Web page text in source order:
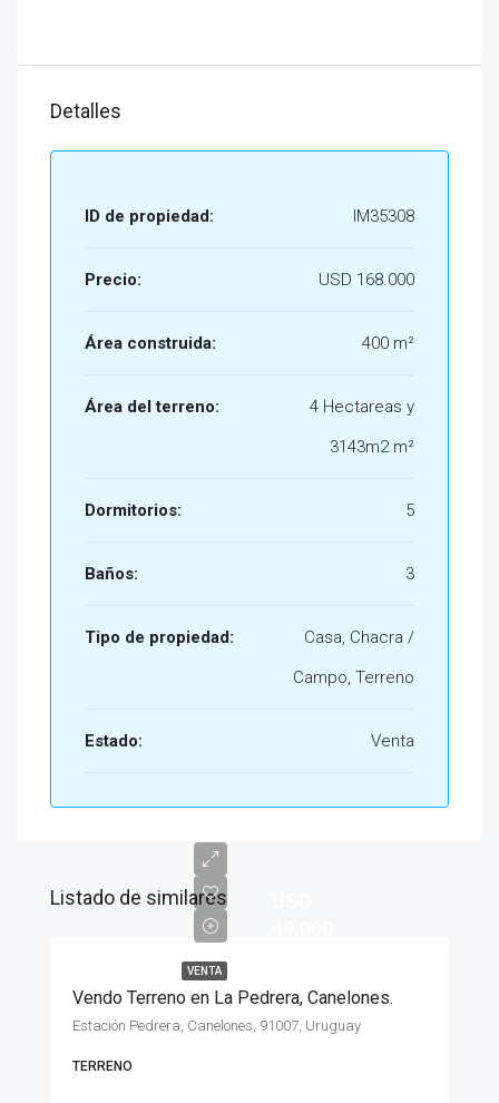
Detalles
ID de propiedad: IM35308
Precio: USD 168.000
Área construida: 400 m²
Área del terreno:
4 Hectareas y
3143m2 m²
Dormitorios: 5
Baños: 3
Tipo de propiedad:
Casa, Chacra /
Campo, Terreno
Estado: Venta
Listado de similares
VENTA
Vendo Terreno en La Pedrera, Canelones.
Estación Pedrera, Canelones, 91007, Uruguay
TERRENO